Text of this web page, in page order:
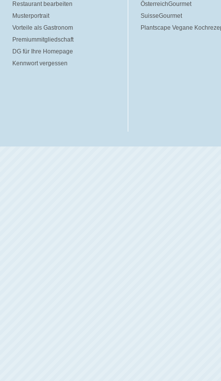
Restaurant bearbeiten
Musterportrait
Vorteile als Gastronom
Premiummitgliedschaft
DG für Ihre Homepage
Kennwort vergessen
ÖsterreichGourmet
SuisseGourmet
Plantscape Vegane